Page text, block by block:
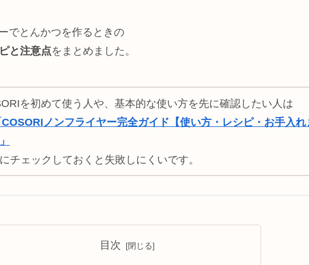
でとんかつを作るときの
と注意点をまとめました。
を初めて使う人や、基本的な使い方を先に確認したい人は
COSORIノンフライヤー完全ガイド【使い方・レシピ・お手入れ
チェックしておくと失敗しにくいです。
目次